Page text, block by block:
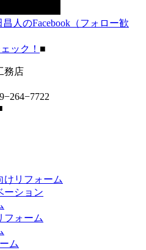
人のFacebook（フォロー歓
ック！ ■
務店
けリフォーム
ーション
フォーム
ム